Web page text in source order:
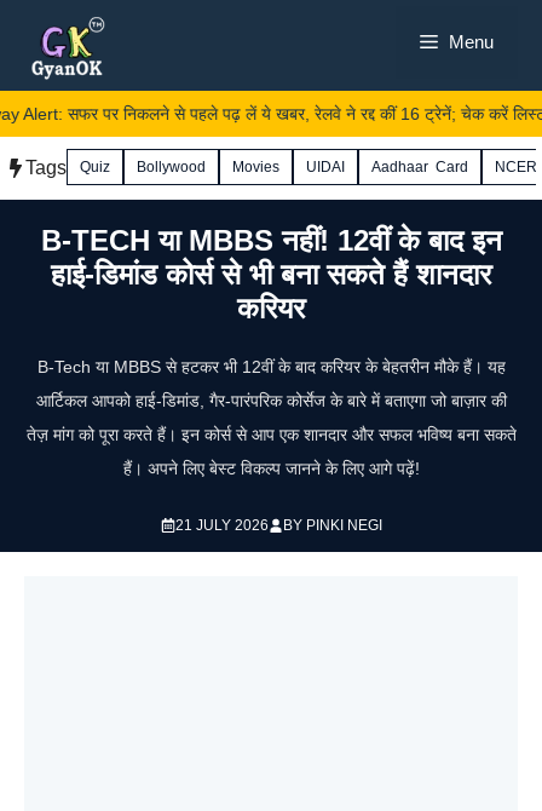
content
Menu
सफर पर निकलने से पहले पढ़ लें ये खबर, रेलवे ने रद्द कीं 16 ट्रेनें; चेक करें लिस्ट
Tags Quiz Bollywood Movies UIDAI Aadhaar Card
B-TECH या MBBS नहीं! 12वीं के बाद इन
हाई-डिमांड कोर्स से भी बना सकते हैं शानदार
करियर
B-Tech या MBBS से हटकर भी 12वीं के बाद करियर के बेहतरीन मौके हैं। यह
आर्टिकल आपको हाई-डिमांड, गैर-पारंपरिक कोर्सेज के बारे में बताएगा जो बाज़ार की
तेज़ मांग को पूरा करते हैं। इन कोर्स से आप एक शानदार और सफल भविष्य बना सकते
हैं। अपने लिए बेस्ट विकल्प जानने के लिए आगे पढ़ें!
21 JULY 2026 BY PINKI NEGI